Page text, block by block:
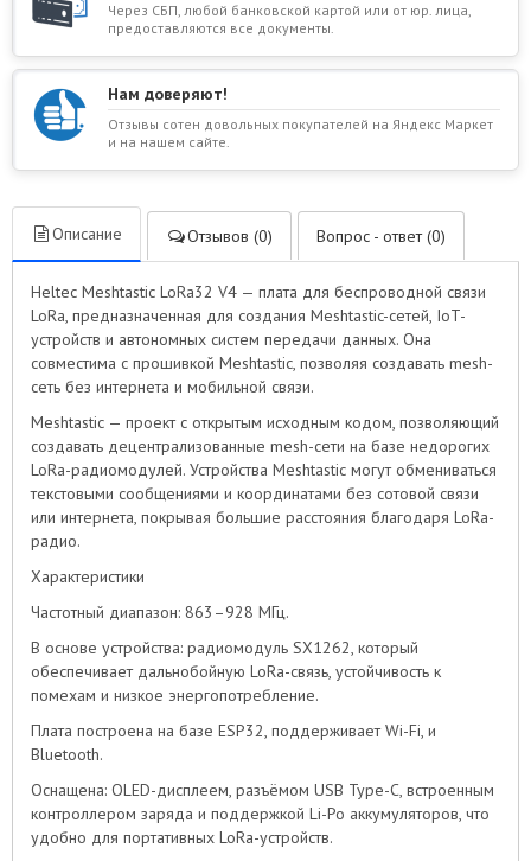
Через СБП, любой банковской картой или от юр. лица,
предоставляются все документы.
Нам доверяют!
Отзывы сотен довольных покупателей на Яндекс Маркет
и на нашем сайте.
Описание Отзывов (0) Вопрос - ответ (0)
Heltec Meshtastic LoRa32 V4 — плата для беспроводной связи
LoRa, предназначенная для создания Meshtastic-сетей, IoT-
устройств и автономных систем передачи данных. Она
совместима с прошивкой Meshtastic, позволяя создавать mesh-
сеть без интернета и мобильной связи.
Meshtastic — проект с открытым исходным кодом, позволяющий
создавать децентрализованные mesh-сети на базе недорогих
LoRa-радиомодулей. Устройства Meshtastic могут обмениваться
текстовыми сообщениями и координатами без сотовой связи
или интернета, покрывая большие расстояния благодаря LoRa-
радио.
Характеристики
Частотный диапазон: 863–928 МГц.
В основе устройства: радиомодуль SX1262, который
обеспечивает дальнобойную LoRa-связь, устойчивость к
помехам и низкое энергопотребление.
Плата построена на базе ESP32, поддерживает Wi-Fi, и
Bluetooth.
Оснащена: OLED-дисплеем, разъёмом USB Type-C, встроенным
контроллером заряда и поддержкой Li-Po аккумуляторов, что
удобно для портативных LoRa-устройств.